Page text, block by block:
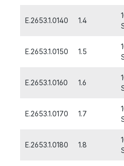
E.2653.1.0140 1.4
E.2653.1.0150 1.5
E.2653.1.0160 1.6
E.2653.1.0170 1.7
E.2653.1.0180 1.8